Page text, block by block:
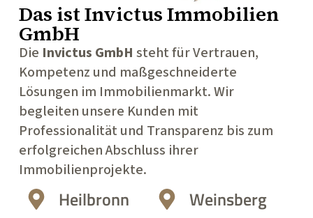
Das istInvictus Immobilien
GmbH
Die Invictus GmbH steht für Vertrauen,
Kompetenz und maßgeschneiderte
Lösungen im Immobilienmarkt. Wir
begleiten unsere Kunden mit
Professionalität und Transparenz bis zum
erfolgreichen Abschluss ihrer
Immobilienprojekte.
Heilbronn
Weinsberg